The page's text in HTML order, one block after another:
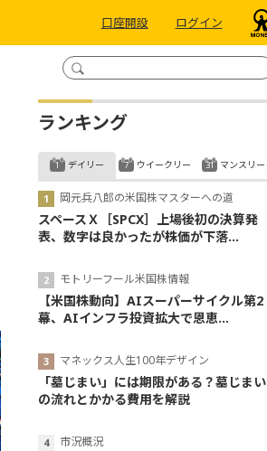
口座開設 ログイン
ランキング
デイリー
岡元兵八郎の米国株マスターへの道
スペースＸ［SPCX］上場後初の決算発
表、数字は良かったが株価が下落...
モトリーフール米国株情報
【米国株動向】AIスーパーサイクル第2
幕、AIインフラ投資拡大で恩恵...
マネックス人生100年デザイン
「墓じまい」には期限がある？墓じまい
の流れとかかる費用を解説
市況概況
ウイークリー マンスリー